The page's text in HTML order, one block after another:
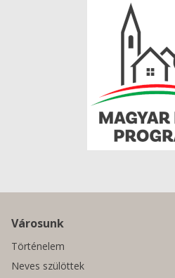
Városunk
Történelem
Neves szülöttek